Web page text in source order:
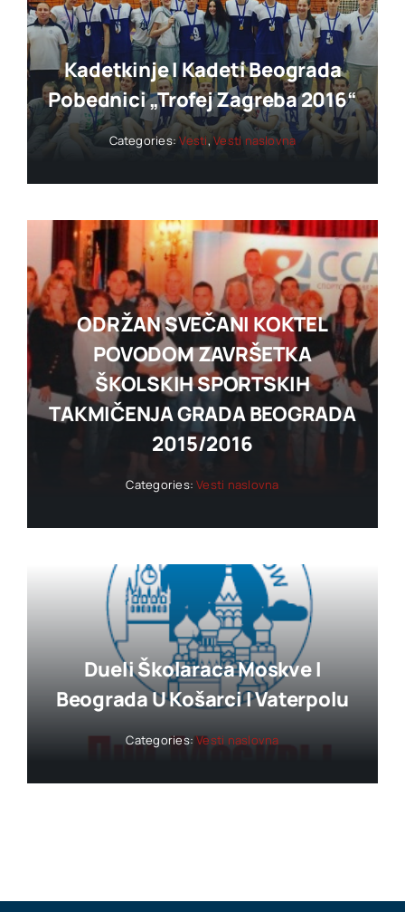
Kadetkinje I Kadeti Beograda
Pobednici „trofej Zagreba 2016“
Categories:Vesti,Vesti naslovna
ODRŽAN SVEČANI KOKTEL
POVODOM ZAVRŠETKA
ŠKOLSKIH SPORTSKIH
TAKMIČENJA GRADA BEOGRADA
2015/2016
Categories:Vesti naslovna
Dueli Školaraca Moskve I
Beograda U Košarci I Vaterpolu
Categories:Vesti naslovna